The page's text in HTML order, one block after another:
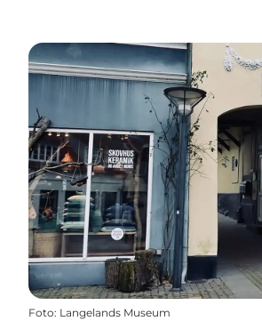
Foto: Langelands Museum